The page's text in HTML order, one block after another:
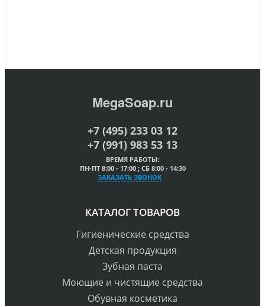
MegaSoap.ru
+7 (495) 233 03 12
+7 (991) 983 53 13
ВРЕМЯ РАБОТЫ:
ПН-ПТ 8:00 - 17:00 ; СБ 8:00 - 14:30
ЗАКАЗАТЬ ЗВОНОК
КАТАЛОГ ТОВАРОВ
Гигиенические средства
Детская продукция
Зубная паста
Моющие и чистящие средства
Обувная косметика